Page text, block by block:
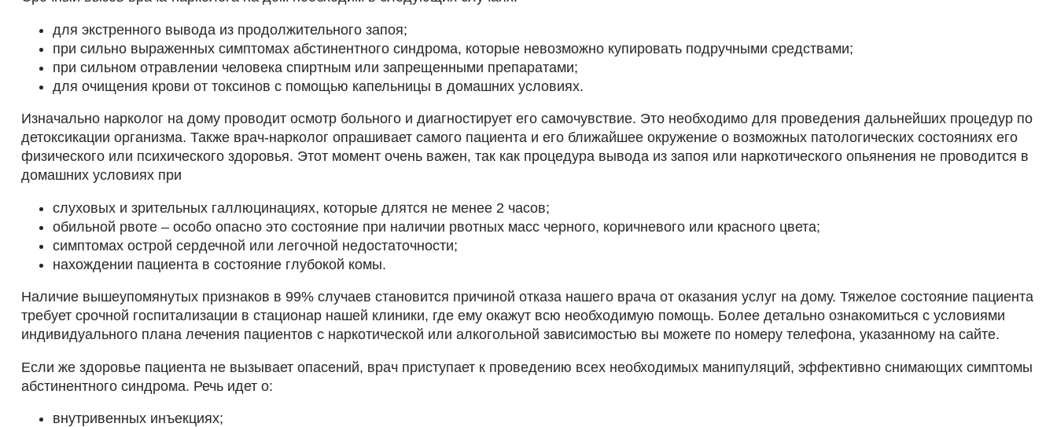
для экстренного вывода из продолжительного запоя;
при сильно выраженных симптомах абстинентного синдрома, которые невозможно купировать подручными средствами;
при сильном отравлении человека спиртным или запрещенными препаратами;
для очищения крови от токсинов с помощью капельницы в домашних условиях.
Изначально нарколог на дому проводит осмотр больного и диагностирует его самочувствие. Это необходимо для проведения дальнейших процедур по
детоксикации организма. Также врач-нарколог опрашивает самого пациента и его ближайшее окружение о возможных патологических состояниях его
физического или психического здоровья. Этот момент очень важен, так как процедура вывода из запоя или наркотического опьянения не проводится в
домашних условиях при
слуховых и зрительных галлюцинациях, которые длятся не менее 2 часов;
обильной рвоте – особо опасно это состояние при наличии рвотных масс черного, коричневого или красного цвета;
симптомах острой сердечной или легочной недостаточности;
нахождении пациента в состояние глубокой комы.
Наличие вышеупомянутых признаков в 99% случаев становится причиной отказа нашего врача от оказания услуг на дому. Тяжелое состояние пациента
требует срочной госпитализации в стационар нашей клиники, где ему окажут всю необходимую помощь. Более детально ознакомиться с условиями
индивидуального плана лечения пациентов с наркотической или алкогольной зависимостью вы можете по номеру телефона, указанному на сайте.
Если же здоровье пациента не вызывает опасений, врач приступает к проведению всех необходимых манипуляций, эффективно снимающих симптомы
абстинентного синдрома. Речь идет о:
внутривенных инъекциях;